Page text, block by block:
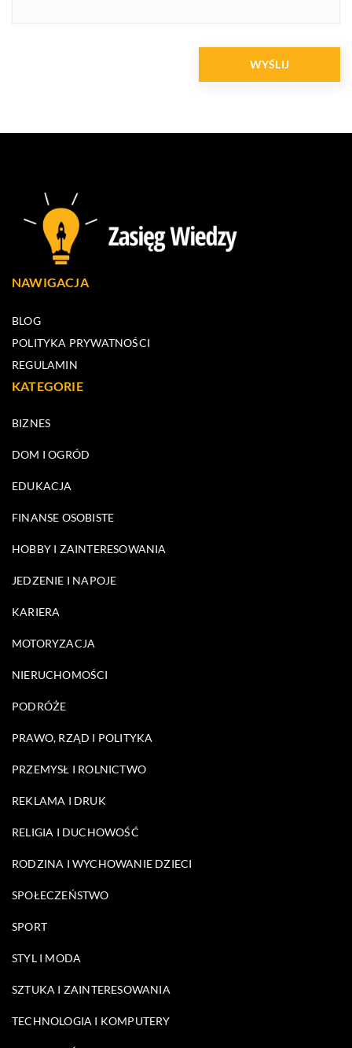
NAWIGACJA
BLOG
POLITYKA PRYWATNOŚCI
REGULAMIN
KATEGORIE
BIZNES
DOM I OGRÓD
EDUKACJA
FINANSE OSOBISTE
HOBBY I ZAINTERESOWANIA
JEDZENIE I NAPOJE
KARIERA
MOTORYZACJA
NIERUCHOMOŚCI
PODRÓŻE
PRAWO, RZĄD I POLITYKA
PRZEMYSŁ I ROLNICTWO
REKLAMA I DRUK
RELIGIA I DUCHOWOŚĆ
RODZINA I WYCHOWANIE DZIECI
SPOŁECZEŃSTWO
SPORT
STYL I MODA
SZTUKA I ZAINTERESOWANIA
TECHNOLOGIA I KOMPUTERY